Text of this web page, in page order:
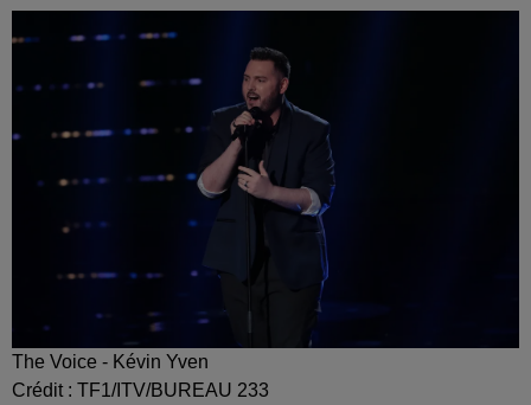
The Voice - Kévin Yven
Crédit : TF1/ITV/BUREAU 233